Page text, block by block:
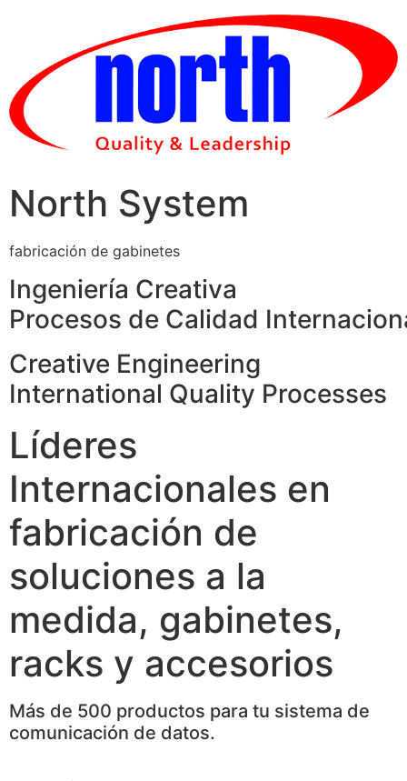
North System
fabricación de gabinetes
Ingeniería Creativa
Procesos de Calidad
Creative Engineering
International Quality Processes
Líderes
Internacionales en
fabricación de
soluciones a la
medida, gabinetes,
racks y accesorios
Más de 500 productos para tu sistema de
comunicación de datos.